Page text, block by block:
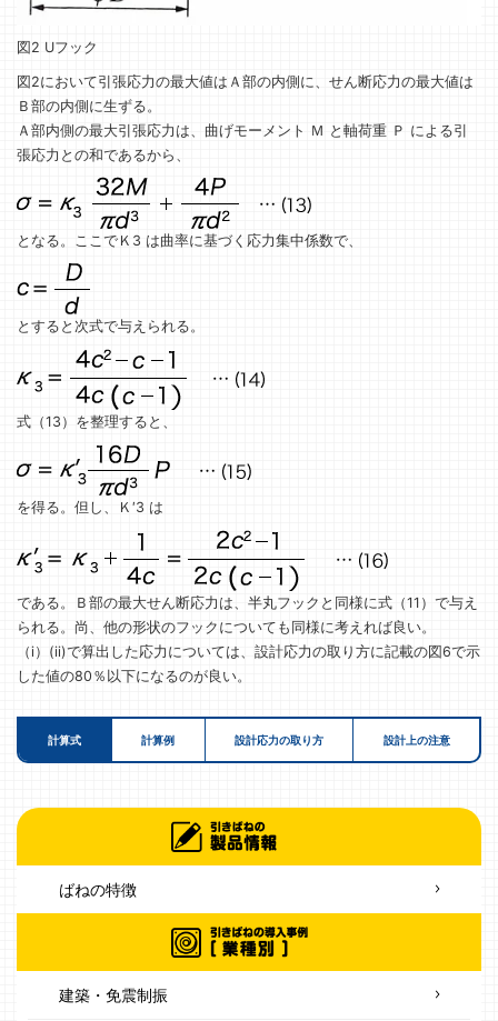
図2 Uフック
図2において引張応力の最大値はＡ部の内側に、せん断応力の最大値は
Ｂ部の内側に生ずる。
Ａ部内側の最大引張応力は、曲げモーメント Ｍ と軸荷重 Ｐ による引
張応力との和であるから、
となる。ここでＫ3 は曲率に基づく応力集中係数で、
とすると次式で与えられる。
式（13）を整理すると、
を得る。但し、Ｋ′3 は
である。Ｂ部の最大せん断応力は、半丸フックと同様に式（11）で与え
られる。尚、他の形状のフックについても同様に考えれば良い。
（i）(ii)で算出した応力については、設計応力の取り方に記載の図6で示
した値の80％以下になるのが良い。
計算式 計算例 設計応力の取り方 設計上の注意
ばねの特徴
建築・免震制振